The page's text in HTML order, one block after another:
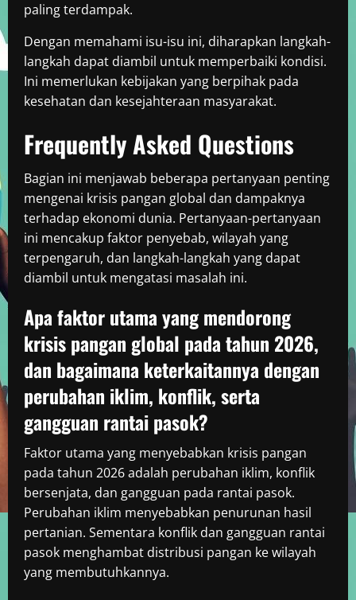
paling terdampak.
Dengan memahami isu-isu ini, diharapkan langkah-
langkah dapat diambil untuk memperbaiki kondisi.
Ini memerlukan kebijakan yang berpihak pada
kesehatan dan kesejahteraan masyarakat.
Frequently Asked Questions
Bagian ini menjawab beberapa pertanyaan penting
mengenai krisis pangan global dan dampaknya
terhadap ekonomi dunia. Pertanyaan-pertanyaan
ini mencakup faktor penyebab, wilayah yang
terpengaruh, dan langkah-langkah yang dapat
diambil untuk mengatasi masalah ini.
Apa faktor utama yang mendorong
krisis pangan global pada tahun 2026,
dan bagaimana keterkaitannya dengan
perubahan iklim, konflik, serta
gangguan rantai pasok?
Faktor utama yang menyebabkan krisis pangan
pada tahun 2026 adalah perubahan iklim, konflik
bersenjata, dan gangguan pada rantai pasok.
Perubahan iklim menyebabkan penurunan hasil
pertanian. Sementara konflik dan gangguan rantai
pasok menghambat distribusi pangan ke wilayah
yang membutuhkannya.